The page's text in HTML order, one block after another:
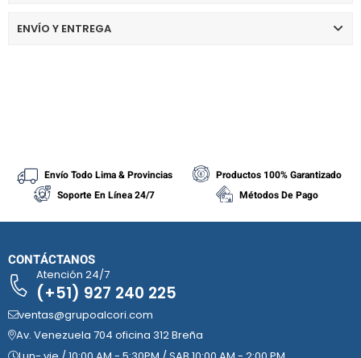
ENVÍO Y ENTREGA
Envío Todo Lima & Provincias
Productos 100% Garantizado
Soporte En Línea 24/7
Métodos De Pago
CONTÁCTANOS
Atención 24/7
(+51) 927 240 225
ventas@grupoalcori.com
Av. Venezuela 704 oficina 312 Breña